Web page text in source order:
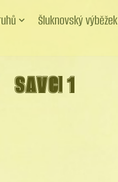
Šluknovský výběžek
SAVCI 1